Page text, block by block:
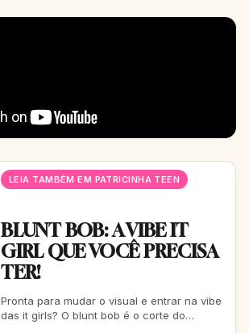
LEIA TAMBÉM EM PATRICINHA TEEN
BLUNT BOB: A VIBE IT
GIRL QUE VOCÊ PRECISA
TER!
Pronta para mudar o visual e entrar na vibe
das it girls? O blunt bob é o corte do